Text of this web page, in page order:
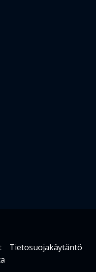
Tietosuojakäytäntö